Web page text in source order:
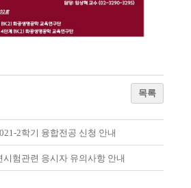
목록
2학기 융합전공 신청 안내
시험관련 응시자 유의사항 안내